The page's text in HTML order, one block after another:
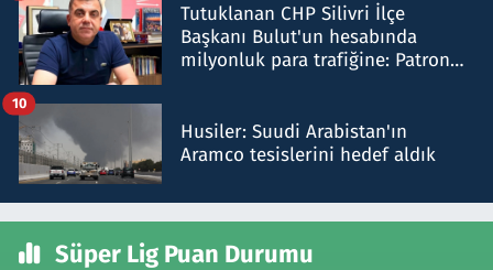
Tutuklanan CHP Silivri İlçe
Başkanı Bulut'un hesabında
milyonluk para trafiğine: Patron
Husiler: Suudi Arabistan'ın
Aramco tesislerini hedef aldık
10
Süper Lig Puan Durumu